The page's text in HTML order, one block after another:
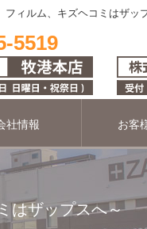
ィルム、キズヘコミはザッ
5519
社情報 お客
はザップスへ～